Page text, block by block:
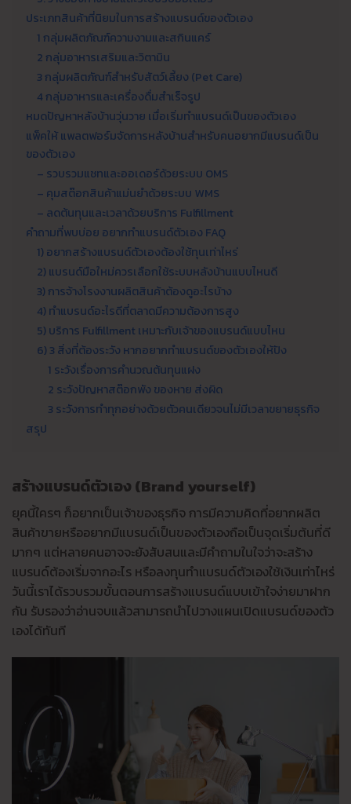
ประเภทสินค้าที่นิยมในการสร้างแบรนด์ของตัวเอง
1 กลุ่มผลิตภัณฑ์ความงามและสกินแคร์
2 กลุ่มอาหารเสริมและวิตามิน
3 กลุ่มผลิตภัณฑ์สำหรับสัตว์เลี้ยง (Pet Care)
4 กลุ่มอาหารและเครื่องดื่มสำเร็จรูป
หมดปัญหาหลังบ้านวุ่นวาย เมื่อเริ่มทำแบรนด์เป็นของตัวเอง
แพ็คให้ แพลตฟอร์มจัดการหลังบ้านสำหรับคนอยากมีแบรนด์เป็น
ของตัวเอง
– รวบรวมแชทและออเดอร์ด้วยระบบ OMS
– คุมสต๊อกสินค้าแม่นยำด้วยระบบ WMS
– ลดต้นทุนและเวลาด้วยบริการ Fulfillment
คำถามที่พบบ่อย อยากทําแบรนด์ตัวเอง FAQ
1) อยากสร้างแบรนด์ตัวเองต้องใช้ทุนเท่าไหร่
2) แบรนด์มือใหม่ควรเลือกใช้ระบบหลังบ้านแบบไหนดี
3) การจ้างโรงงานผลิตสินค้าต้องดูอะไรบ้าง
4) ทำแบรนด์อะไรดีที่ตลาดมีความต้องการสูง
5) บริการ Fulfillment เหมาะกับเจ้าของแบรนด์แบบไหน
6) 3 สิ่งที่ต้องระวัง หากอยากทำแบรนด์ของตัวเองให้ปัง
1 ระวังเรื่องการคำนวณต้นทุนแฝง
2 ระวังปัญหาสต๊อกพัง ของหาย ส่งผิด
3 ระวังการทำทุกอย่างด้วยตัวคนเดียวจนไม่มีเวลาขยายธุรกิจ
สรุป
สร้างแบรนด์ตัวเอง (Brand yourself)
ยุคนี้ใครๆ ก็อยากเป็นเจ้าของธุรกิจ การมีความคิดที่อยากผลิต
สินค้าขายหรืออยากมีแบรนด์เป็นของตัวเองถือเป็นจุดเริ่มต้นที่ดี
มากๆ แต่หลายคนอาจจะยังสับสนและมีคำถามในใจว่าจะสร้าง
แบรนด์ต้องเริ่มจากอะไร หรือลงทุนทําแบรนด์ตัวเองใช้เงินเท่าไหร่
วันนี้เราได้รวบรวมขั้นตอนการสร้างแบรนด์แบบเข้าใจง่ายมาฝาก
กัน รับรองว่าอ่านจบแล้วสามารถนำไปวางแผนเปิดแบรนด์ของตัว
เองได้ทันที